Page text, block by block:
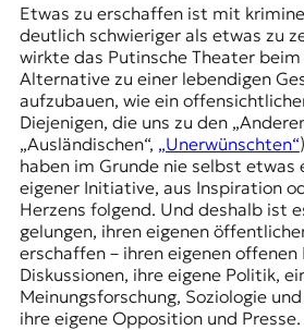
Etwas zu erschaffen ist mit
deutlich schwieriger als etwas zu
wirkte das Putinsche Theater
Alternative zu einer lebendigen
aufzubauen, wie ein
Diejenigen, die uns zu den
„Ausländischen“, „Unerwünschten“
haben im Grunde nie selbst etwas
eigener Initiative, aus Inspiration
Herzens folgend. Und deshalb ist
gelungen, ihren eigenen
erschaffen – ihren eigenen offenen
Diskussionen, ihre eigene Politik,
Meinungsforschung, Soziologie
ihre eigene Opposition und Presse.